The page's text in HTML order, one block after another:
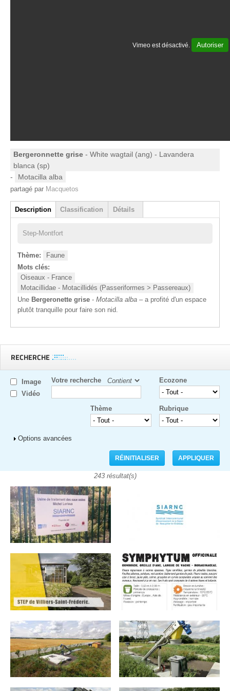
Vimeo est désactivé. Autoriser
Bergeronnette grise - White wagtail (ang) - Lavandera
blanca (sp)
-
Motacilla alba
partagé par Macquetos
Group
Description
(onglet actif)
Classification Détails
Step-Montfort
Thème:
Faune
Mots clés:
Oiseaux - France
Motacillidae - Motacillidés (Passeriformes > Passereaux)
Une Bergeronette grise - Motacilla alba – a profité d'un espace
plutôt tranquille pour faire son nid.
RECHERCHE
Image
Vidéo
Votre recherche Ecozone
Rubrique
Thème
Afficher
Options avancées
243 résultat(s)
Pages